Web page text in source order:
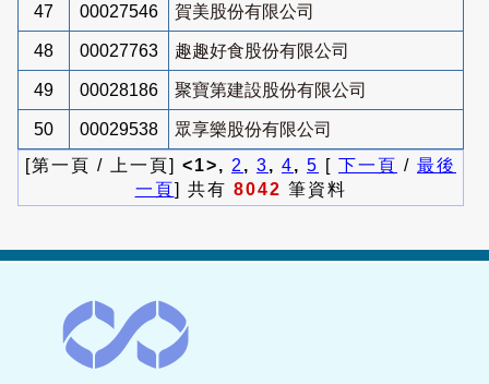
47 00027546 賀美股份有限公司
48 00027763 趣趣好食股份有限公司
49 00028186 聚寶第建設股份有限公司
50 00029538
眾享樂股份有限公司
[第一頁 / 上一頁] <1>, 2 , 3, 4, 5 [ 下一頁 / 最後
一頁] 共有 8042 筆資料